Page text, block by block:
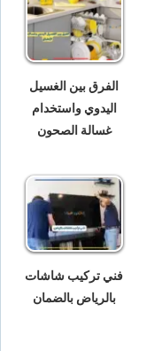
الفرق بين الغسيل
اليدوي واستخدام
غسالة الصحون
فني تركيب شاشات
بالرياض بالضمان